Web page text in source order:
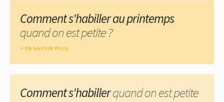
Comment s'habiller au printemps
quand on est petite ?
EN SAVOIR PLUS
Comment s'habillerquand on est petite